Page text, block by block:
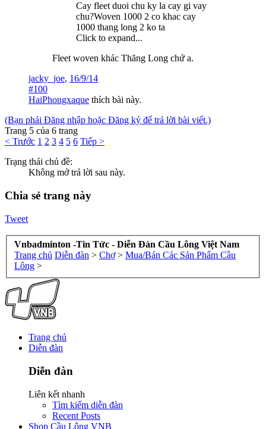
Cay fleet duoi chu ky la cay gi vay
chu?Woven 1000 2 co khac cay
1000 thang long 2 ko ta
Click to expand...
Fleet woven khác Thăng Long chứ a.
jacky_joe, 16/9/14
#100
HaiPhongxaque thích bài này.
(Bạn phải Đăng nhập hoặc Đăng ký để trả lời bài viết.)
Trang 5 của 6 trang
< Trước 1 2 3 4 5 6 Tiếp >
Trạng thái chủ đề:
Không mở trả lời sau này.
Chia sẻ trang này
Tweet
Vnbadminton -Tin Tức - Diễn Đàn Cầu Lông Việt Nam
Trang chủ Diễn đàn > Chợ > Mua/Bán Các Sản Phẩm Cầu
Lông >
Trang chủ
Diễn đàn
Diễn đàn
Liên kết nhanh
Tìm kiếm diễn đàn
Recent Posts
Shop Cầu Lông VNB